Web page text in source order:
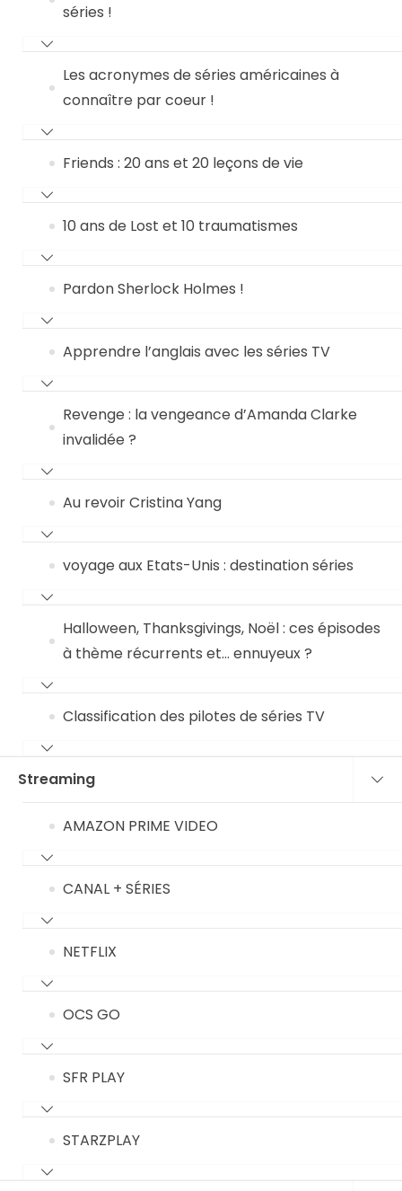
séries !
Les acronymes de séries américaines à
connaître par coeur !
Friends : 20 ans et 20 leçons de vie
10 ans de Lost et 10 traumatismes
Pardon Sherlock Holmes !
Apprendre l’anglais avec les séries TV
Revenge : la vengeance d’Amanda Clarke
invalidée ?
Au revoir Cristina Yang
voyage aux Etats-Unis : destination séries
Halloween, Thanksgivings, Noël : ces épisodes
à thème récurrents et… ennuyeux ?
Classification des pilotes de séries TV
Streaming
AMAZON PRIME VIDEO
CANAL + SÉRIES
NETFLIX
OCS GO
SFR PLAY
STARZPLAY